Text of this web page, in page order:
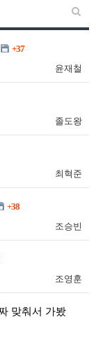
+37
윤재철
졸도왕
최혁준
+38
조승빈
조영훈
맞춰서 가봤